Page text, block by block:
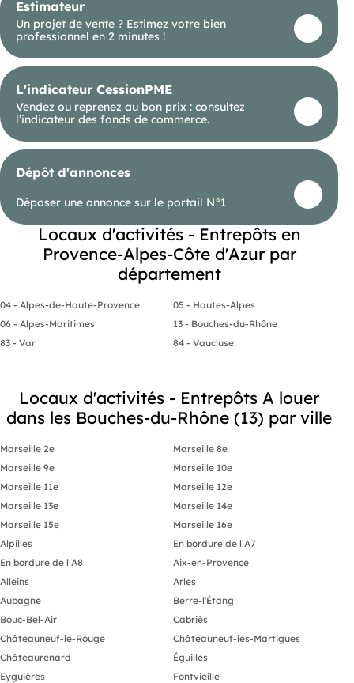
Estimateur
Un projet de vente ? Estimez votre bien
professionnel en 2 minutes !
L'indicateur CessionPME
Vendez ou reprenez au bon prix : consultez
l’indicateur des fonds de commerce.
Dépôt d'annonces
Déposer une annonce sur le portail N°1
Locaux d'activités - Entrepôts en
Provence-Alpes-Côte d'Azur par
département
04 - Alpes-de-Haute-Provence
05 - Hautes-Alpes
06 - Alpes-Maritimes
13 - Bouches-du-Rhône
83 - Var
84 - Vaucluse
Locaux d'activités - Entrepôts A louer
dans les Bouches-du-Rhône (13) par ville
Marseille 2e
Marseille 8e
Marseille 9e
Marseille 10e
Marseille 11e
Marseille 12e
Marseille 13e
Marseille 14e
Marseille 15e
Marseille 16e
Alpilles
En bordure de l A7
En bordure de l A8
Aix-en-Provence
Alleins
Arles
Aubagne
Berre-l'Étang
Bouc-Bel-Air
Cabriès
Châteauneuf-le-Rouge
Châteauneuf-les-Martigues
Châteaurenard
Éguilles
Eyguières
Fontvieille